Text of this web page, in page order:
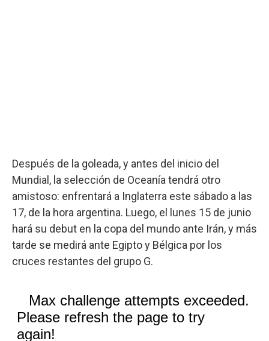
Después de la goleada, y antes del inicio del
Mundial, la selección de Oceanía tendrá otro
amistoso: enfrentará a Inglaterra este sábado a las
17, de la hora argentina. Luego, el lunes 15 de junio
hará su debut en la copa del mundo ante Irán, y más
tarde se medirá ante Egipto y Bélgica por los
cruces restantes del grupo G.